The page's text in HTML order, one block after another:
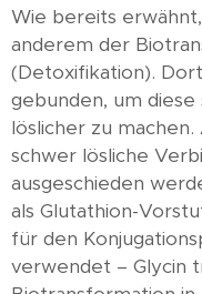
Wie bereits
anderem der
(Detoxifikation).
gebunden, um diese
löslicher zu
schwer lösliche
ausgeschieden
als Glutathion-
für den
verwendet – Glycin